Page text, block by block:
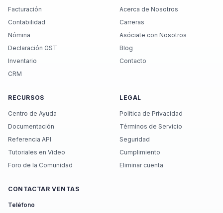
Facturación
Contabilidad
Nómina
Declaración GST
Inventario
CRM
Acerca de Nosotros
Carreras
Asóciate con Nosotros
Blog
Contacto
RECURSOS
Centro de Ayuda
Documentación
Referencia API
Tutoriales en Video
Foro de la Comunidad
LEGAL
Política de Privacidad
Términos de Servicio
Seguridad
Cumplimiento
Eliminar cuenta
CONTACTAR VENTAS
Teléfono